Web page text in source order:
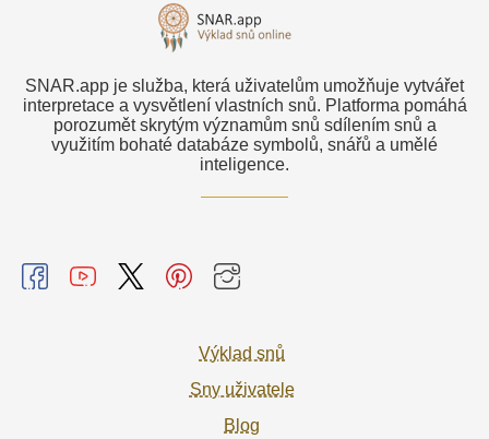
SNAR.app je služba, která uživatelům umožňuje vytvářet
interpretace a vysvětlení vlastních snů. Platforma pomáhá
porozumět skrytým významům snů sdílením snů a
využitím bohaté databáze symbolů, snářů a umělé
inteligence.
Výklad snů
Sny uživatele
Blog